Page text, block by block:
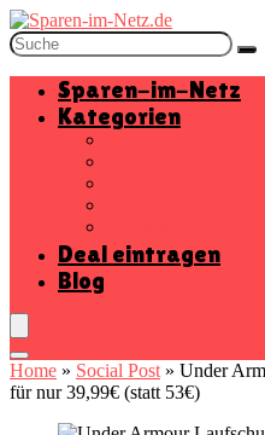
Sparen-im-Netz
Kategorien
Deal eintragen
Blog
Home » Social Post » Under
für nur 39,99€ (statt 53€)